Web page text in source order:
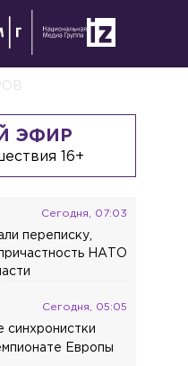
ЭФИР
16+
Сегодня, 07:03
переписку,
НАТО
Сегодня, 05:05
синхронистки
Европы